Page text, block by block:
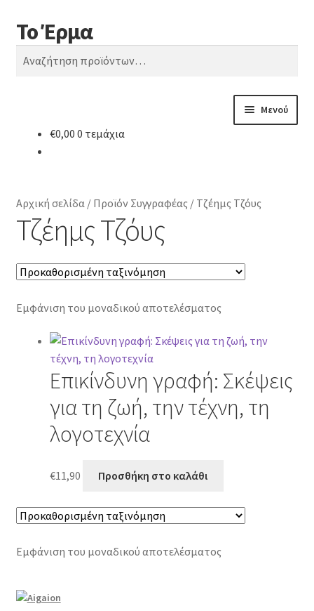
Απευθείας
μετάβαση
στην
Μετάβαση
σε
περιεχόμενο
Το Έρμα
Αναζήτηση
Αναζήτηση
Μενού
Κατηγορίες Βιβλίων
€0,00 0 τεμάχια
Αρχική σελίδα/ Προϊόν Συγγραφέας / Τζέημς Τζόυς
Τζέημς Τζόυς
Εμφάνιση του μοναδικού αποτελέσματος
Επικίνδυνη γραφή: Σκέψεις
για τη ζωή, την τέχνη, τη
λογοτεχνία
€11,90 Προσθήκη στο καλάθι
Εμφάνιση του μοναδικού αποτελέσματος